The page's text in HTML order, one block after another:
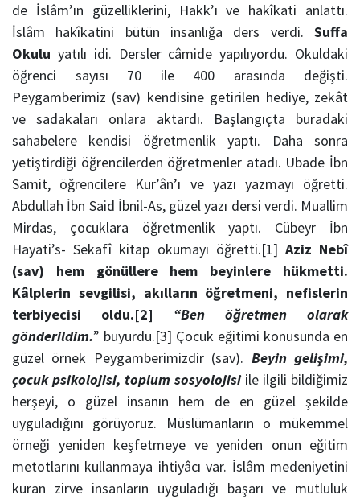
de İslâm’ın güzelliklerini, Hakk’ı ve hakîkati anlattı.
İslâm hakîkatini bütün insanlığa ders verdi. Suffa
Okulu yatılı idi. Dersler câmide yapılıyordu. Okuldaki
öğrenci sayısı 70 ile 400 arasında değişti.
Peygamberimiz (sav) kendisine getirilen hediye, zekât
ve sadakaları onlara aktardı. Başlangıçta buradaki
sahabelere kendisi öğretmenlik yaptı. Daha sonra
yetiştirdiği öğrencilerden öğretmenler atadı. Ubade İbn
Samit, öğrencilere Kur’ân’ı ve yazı yazmayı öğretti.
Abdullah İbn Said İbnil-As, güzel yazı dersi verdi. Muallim
Mirdas, çocuklara öğretmenlik yaptı. Cübeyr İbn
Hayati’s- Sekafî kitap okumayı öğretti.[1] Aziz Nebî
(sav) hem gönüllere hem beyinlere hükmetti.
Kâlplerin sevgilisi, akılların öğretmeni, nefislerin
terbiyecisi oldu.[2]
“Ben öğretmen olarak
gönderildim.” buyurdu.[3] Çocuk eğitimi konusunda en
güzel örnek Peygamberimizdir (sav). Beyin gelişimi,
çocuk psikolojisi, toplum sosyolojisiile ilgili bildiğimiz
herşeyi, o güzel insanın hem de en güzel şekilde
uyguladığını görüyoruz. Müslümanların o mükemmel
örneği yeniden keşfetmeye ve yeniden onun eğitim
metotlarını kullanmaya ihtiyâcı var. İslâm medeniyetini
kuran zirve insanların uyguladığı başarı ve mutluluk